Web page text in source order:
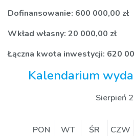
Dofinansowanie: 600 000,00 zł
Wkład własny: 20 000,00 zł
Łączna kwota inwestycji: 620
Kalendarium
Sierpień
PON WT ŚR CZW